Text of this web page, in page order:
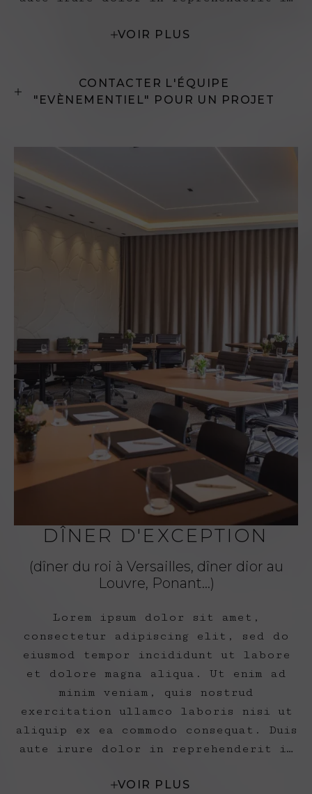
fugiat nulla pariatur. Excepteur sint
in culpa qui officia deserunt mollit
anim id est laborum.Lorem ipsum dolor
VOIR PLUS
CONTACTER L'ÉQUIPE
"EVÈNEMENTIEL" POUR UN PROJET
DÎNER D'EXCEPTION
(dîner du roi à Versailles, dîner dior au
Louvre, Ponant...)
Lorem ipsum dolor sit amet,
consectetur adipiscing elit, sed do
eiusmod tempor incididunt ut labore
et dolore magna aliqua. Ut enim ad
minim veniam, quis nostrud
exercitation ullamco laboris nisi ut
aliquip ex ea commodo consequat. Duis
aute irure dolor in reprehenderit in
fugiat nulla pariatur. Excepteur sint
VOIR PLUS